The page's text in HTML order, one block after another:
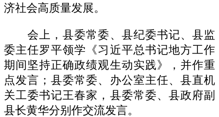
济社会高质量发展。
会上，县委常委、县纪委书记、县监
委主任罗平领学《习近平总书记地方工作
期间坚持正确政绩观生动实践》，并作重
点发言 ； 县委常委、办公室主任、县直机
关工委书记王春家，县委常委、县政府副
县长黄华分别作交流发言。